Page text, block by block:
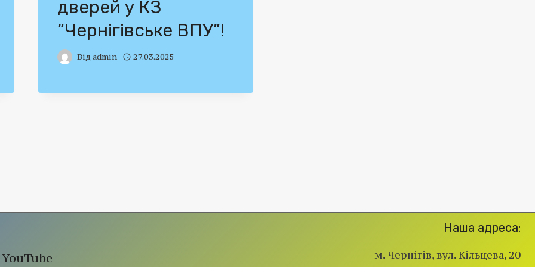
дверей у КЗ
“Чернігівське ВПУ”!
Від admin 27.03.2025
YouTube
Наша адреса:
м. Чернігів, вул. Кільцева, 20